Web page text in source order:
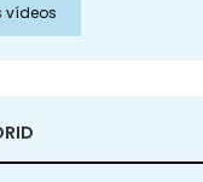
cookies de Redes
Sociales
vídeos